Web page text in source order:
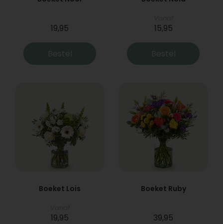
19,95
Bestel
15,95
Bestel
Boeket Lois
19,95
Boeket Ruby
39,95